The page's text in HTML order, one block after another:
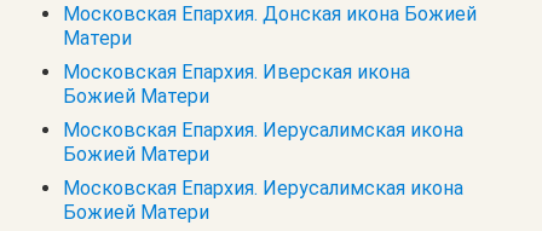
Московская Епархия. Донская икона Божией
Матери
Московская Епархия. Иверская икона
Божией Матери
Московская Епархия. Иерусалимская икона
Божией Матери
Московская Епархия. Иерусалимская икона
Божией Матери